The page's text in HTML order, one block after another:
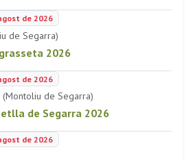
de 2026
de Segarra)
2026
de 2026
de Segarra)
de Segarra 2026
de 2026